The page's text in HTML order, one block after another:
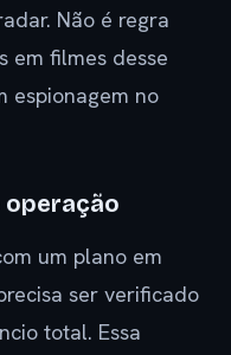
Não é regra
em filmes desse
espionagem no
operação
um plano em
ser verificado
total. Essa